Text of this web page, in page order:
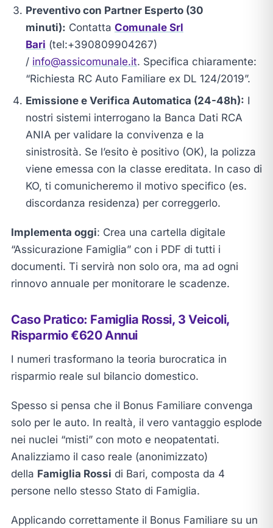
Preventivo con Partner Esperto (30
minuti): Contatta Comunale Srl
Bari (tel:+390809904267)
/ info@assicomunale.it. Specifica chiaramente:
“Richiesta RC Auto Familiare ex DL 124/2019”.
Emissione e Verifica Automatica (24-48h): I
nostri sistemi interrogano la Banca Dati RCA
ANIA per validare la convivenza e la
sinistrosità. Se l’esito è positivo (OK), la polizza
viene emessa con la classe ereditata. In caso di
KO, ti comunicheremo il motivo specifico (es.
discordanza residenza) per correggerlo.
Implementa oggi: Crea una cartella digitale
“Assicurazione Famiglia” con i PDF di tutti i
documenti. Ti servirà non solo ora, ma ad ogni
rinnovo annuale per monitorare le scadenze.
Caso Pratico: Famiglia Rossi, 3 Veicoli,
Risparmio €620 Annui
I numeri trasformano la teoria burocratica in
risparmio reale sul bilancio domestico.
Spesso si pensa che il Bonus Familiare convenga
solo per le auto. In realtà, il vero vantaggio esplode
nei nuclei “misti” con moto e neopatentati.
Analizziamo il caso reale (anonimizzato)
della Famiglia Rossi di Bari, composta da 4
persone nello stesso Stato di Famiglia.
Applicando correttamente il Bonus Familiare su un